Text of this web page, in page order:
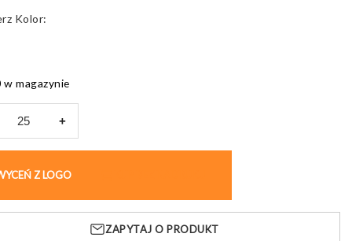
Kolor
w magazynie
+
Z LOGO
ZAPYTAJ O PRODUKT